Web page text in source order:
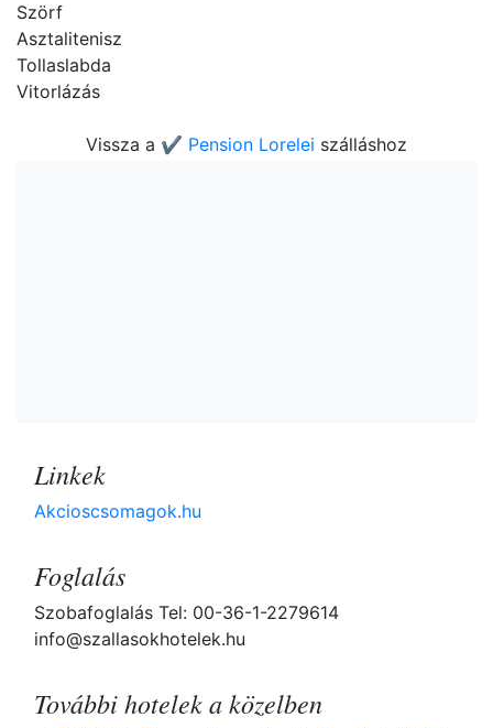
Szörf
Asztalitenisz
Tollaslabda
Vitorlázás
Vissza a ✔️ Pension Lorelei szálláshoz
Linkek
Akcioscsomagok.hu
Foglalás
Szobafoglalás Tel: 00-36-1-2279614
info@szallasokhotelek.hu
További hotelek a közelben